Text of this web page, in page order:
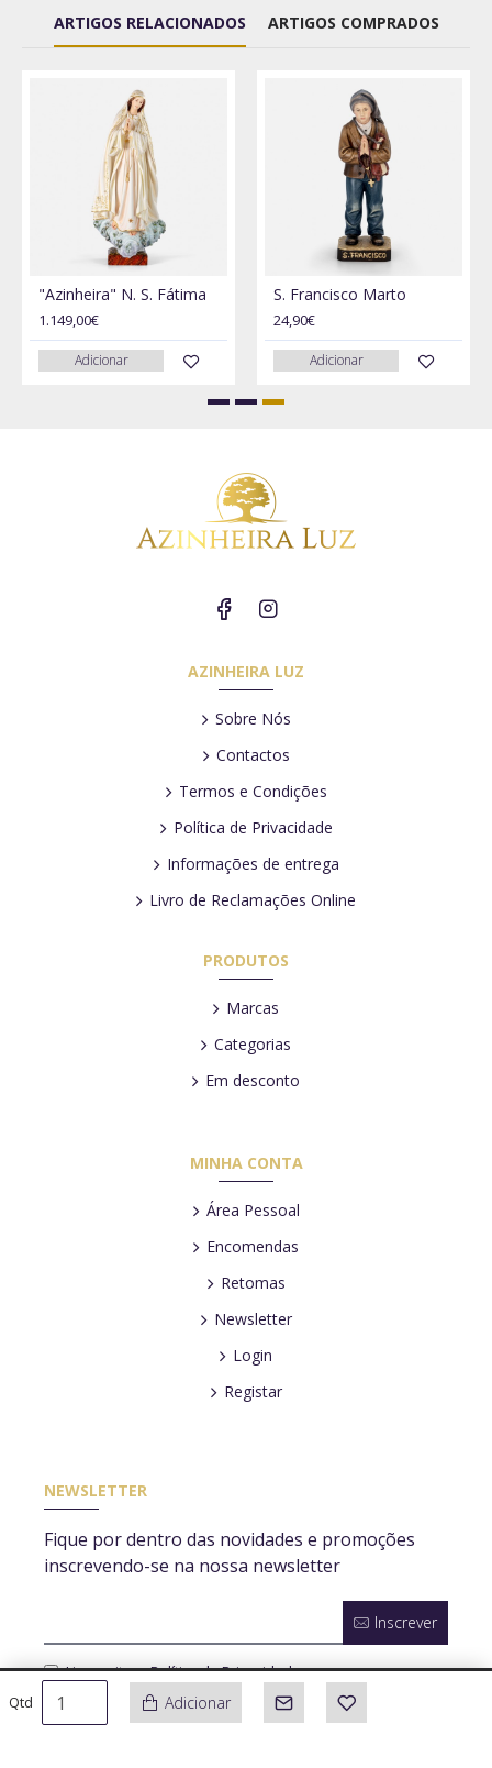
Qtd Adicionar
ARTIGOS RELACIONADOS ARTIGOS COMPRADOS
"Azinheira" N. S. Fátima
1.149,00€
Adicionar
S. Francisco Marto
24,90€
Adicionar
AZINHEIRA LUZ
Sobre Nós
Contactos
Termos e Condições
Política de Privacidade
Informações de entrega
Livro de Reclamações Online
PRODUTOS
Marcas
Categorias
Em desconto
MINHA CONTA
Área Pessoal
Encomendas
Retomas
Newsletter
Login
Registar
NEWSLETTER
Fique por dentro das novidades e promoções
inscrevendo-se na nossa newsletter
Inscrever
Li e aceito aPolítica de Privacidade